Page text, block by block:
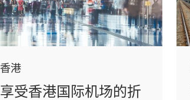
香港
享受香港国际机场的折